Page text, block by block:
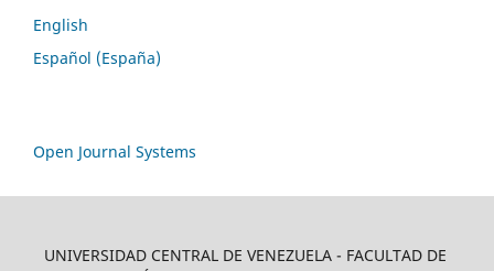
English
Español (España)
Open Journal Systems
UNIVERSIDAD CENTRAL DE VENEZUELA - FACULTAD DE